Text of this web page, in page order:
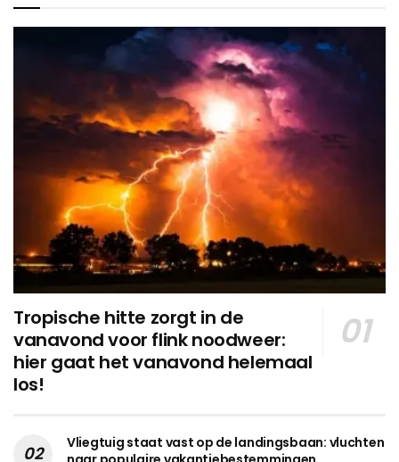
Tropische hitte zorgt in de
vanavond voor flink noodweer:
hier gaat het vanavond helemaal
los!
Vliegtuig staat vast op de landingsbaan: vluchten